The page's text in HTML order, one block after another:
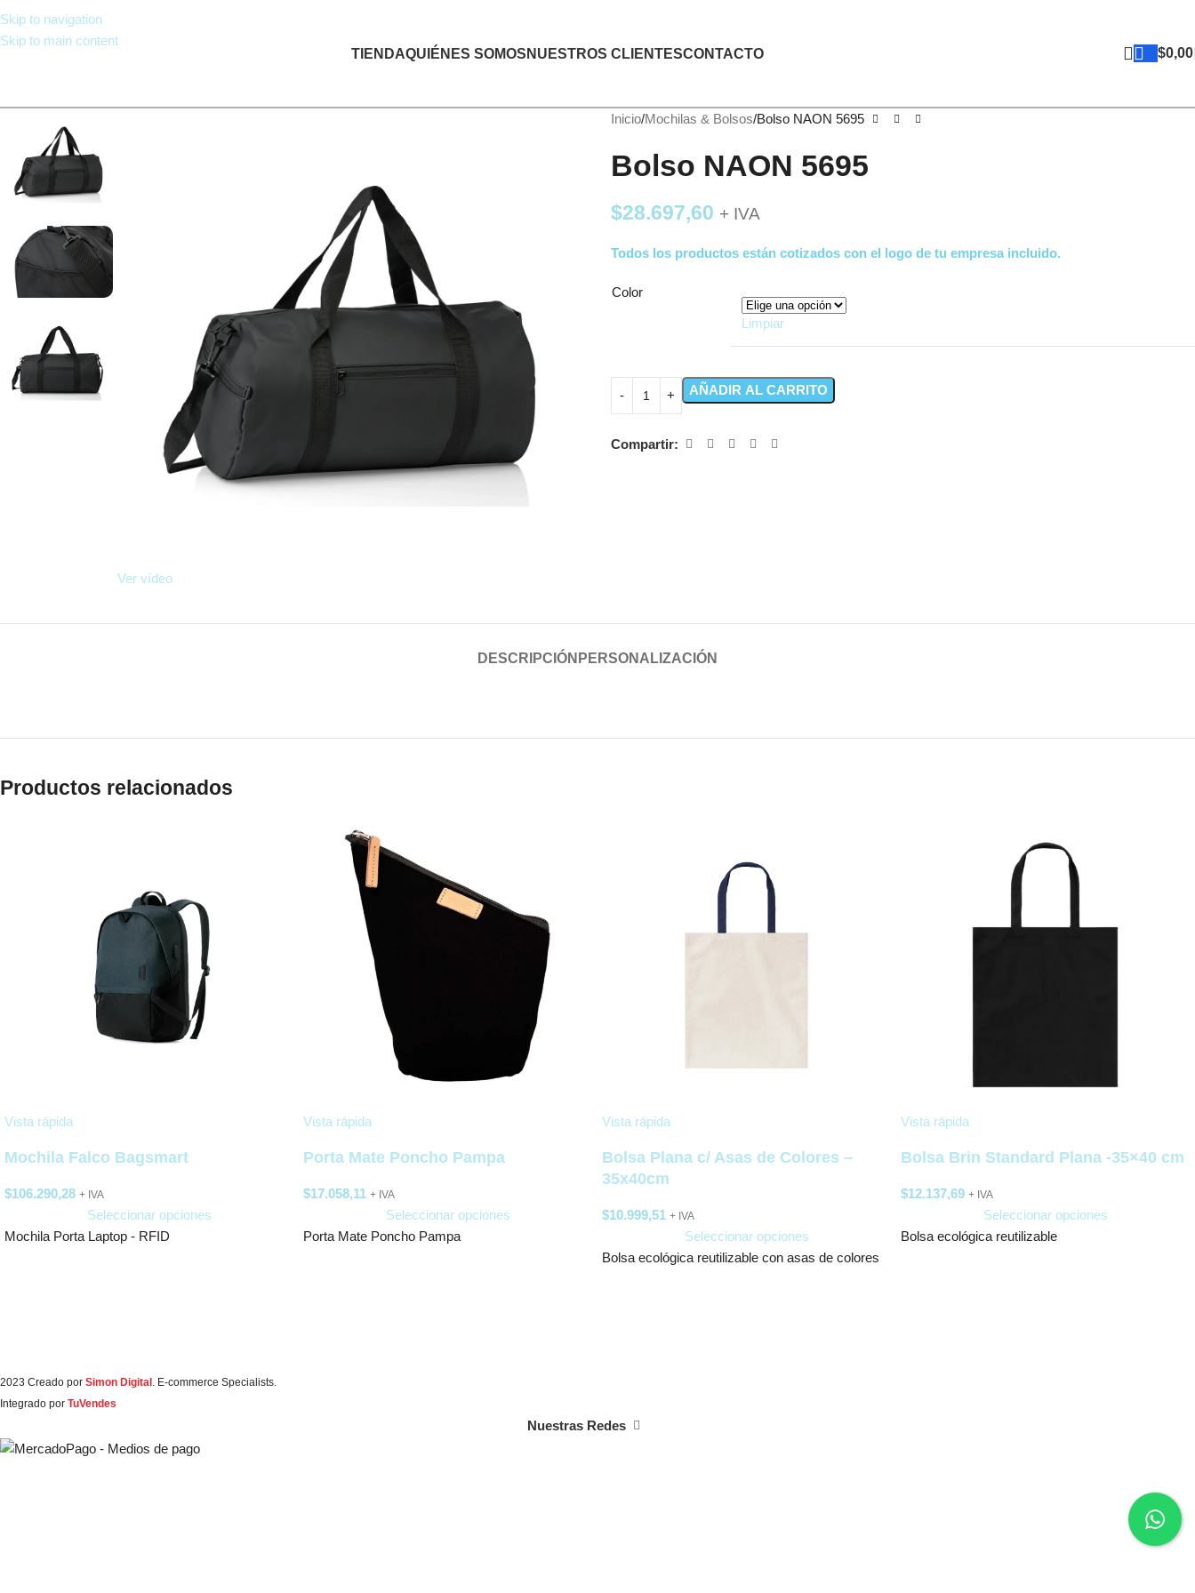
Skip to navigation
Skip to main content
TIENDAQUIÉNES SOMOS NUESTROS CLIENTESCONTACTO $0,00
Ver vídeo
Inicio Mochilas & Bolsos Bolso NAON 5695
Bolso NAON 5695
$28.697,60 + IVA
Todos los productos están cotizados con el logo de tu empresa incluido.
Color
Limpiar
AÑADIR AL CARRITO
Compartir:
DESCRIPCIÓN PERSONALIZACIÓN
Productos relacionados
Vista rápida
Mochila Falco Bagsmart
$106.290,28 + IVA
Seleccionar opciones
Mochila Porta Laptop - RFID
Vista rápida
Porta Mate Poncho Pampa
$17.058,11 + IVA
Seleccionar opciones
Porta Mate Poncho Pampa
Vista rápida
Bolsa Plana c/ Asas de Colores –
35x40cm
$10.999,51 + IVA
Seleccionar opciones
Bolsa ecológica reutilizable con asas de colores
Vista rápida
Bolsa Brin Standard Plana -35×40 cm
$12.137,69 + IVA
Seleccionar opciones
Bolsa ecológica reutilizable
2023 Creado por Simon Digital . E-commerce Specialists.
Integrado por TuVendes
Nuestras Redes